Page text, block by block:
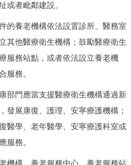
或者毗鄰建設。
養老機構依法設置診所、醫務室
其他醫療衛生機構；鼓勵醫療衛生
服務站點，或者依法設立養老機
服務。
門應當支援醫療衛生機構通過新
發展康復、護理、安寧療護機構；
醫學、老年醫學、安寧療護科室或
服務。
構、養老服務中心、養老服務站